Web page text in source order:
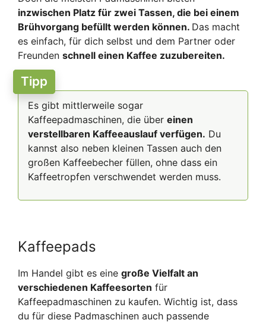
inzwischen Platz für zwei Tassen, die bei einem
Brühvorgang befüllt werden können. Das macht
es einfach, für dich selbst und dem Partner oder
Freunden schnell einen Kaffee zuzubereiten.
Tipp
Es gibt mittlerweile sogar
Kaffeepadmaschinen, die über einen
verstellbaren Kaffeeauslauf verfügen. Du
kannst also neben kleinen Tassen auch den
großen Kaffeebecher füllen, ohne dass ein
Kaffeetropfen verschwendet werden muss.
Kaffeepads
Im Handel gibt es eine große Vielfalt an
verschiedenen Kaffeesorten für
Kaffeepadmaschinen zu kaufen. Wichtig ist, dass
du für diese Padmaschinen auch passende